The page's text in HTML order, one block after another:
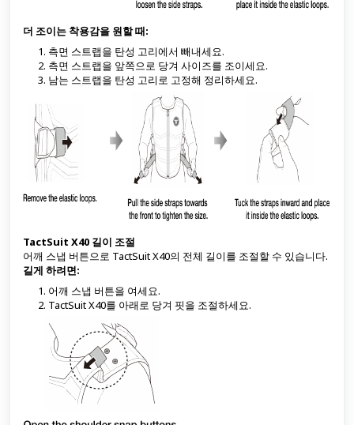
더 조이는 착용감을 원할 때:
측면 스트랩을 탄성 고리에서 빼내세요.
측면 스트랩을 앞쪽으로 당겨 사이즈를 조이세요.
남는 스트랩을 탄성 고리로 고정해 정리하세요.
TactSuit X40 길이 조절
어깨 스냅 버튼으로 TactSuit X40의 전체 길이를 조절할 수 있습니다.
길게 하려면:
어깨 스냅 버튼을 여세요.
TactSuit X40를 아래로 당겨 핏을 조절하세요.